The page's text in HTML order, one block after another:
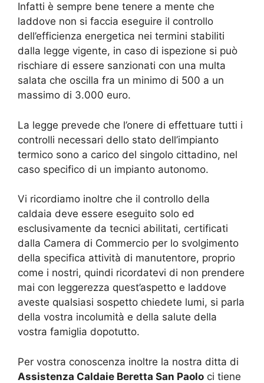
Infatti è sempre bene tenere a mente che
laddove non si faccia eseguire il controllo
dell’efficienza energetica nei termini stabiliti
dalla legge vigente, in caso di ispezione si può
rischiare di essere sanzionati con una multa
salata che oscilla fra un minimo di 500 a un
massimo di 3.000 euro.
La legge prevede che l’onere di effettuare tutti i
controlli necessari dello stato dell’impianto
termico sono a carico del singolo cittadino, nel
caso specifico di un impianto autonomo.
Vi ricordiamo inoltre che il controllo della
caldaia deve essere eseguito solo ed
esclusivamente da tecnici abilitati, certificati
dalla Camera di Commercio per lo svolgimento
della specifica attività di manutentore, proprio
come i nostri, quindi ricordatevi di non prendere
mai con leggerezza quest’aspetto e laddove
aveste qualsiasi sospetto chiedete lumi, si parla
della vostra incolumità e della salute della
vostra famiglia dopotutto.
Per vostra conoscenza inoltre la nostra ditta di
Assistenza Caldaie Beretta San Paolo ci tiene